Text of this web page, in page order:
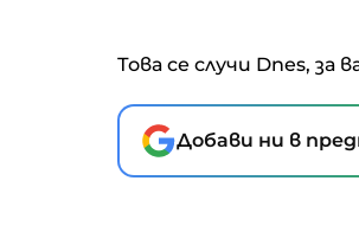
Това се случи Dnes,
Добави ни в